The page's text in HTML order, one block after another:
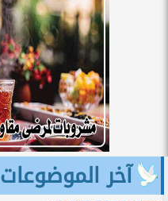
آخر الموضوعات